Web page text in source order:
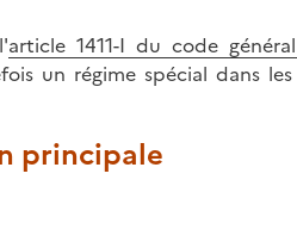
article 1411-I du code
un régime spécial dans
principale